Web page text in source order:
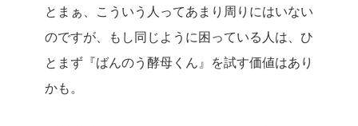
とまぁ、こういう人ってあまり周りにはいない
のですが、もし同じように困っている人は、ひ
とまず『ばんのう酵母くん』を試す価値はあり
かも。